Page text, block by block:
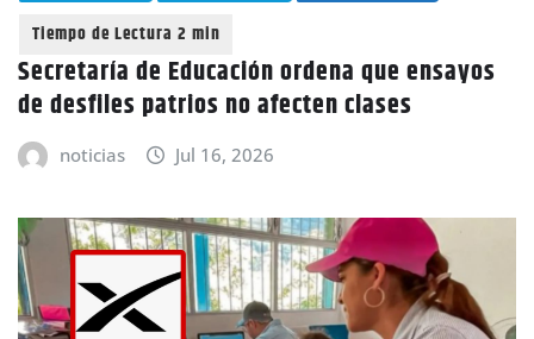
Secretaría de Educación ordena que ensayos
de desfiles patrios no afecten clases
noticias Jul 16, 2026